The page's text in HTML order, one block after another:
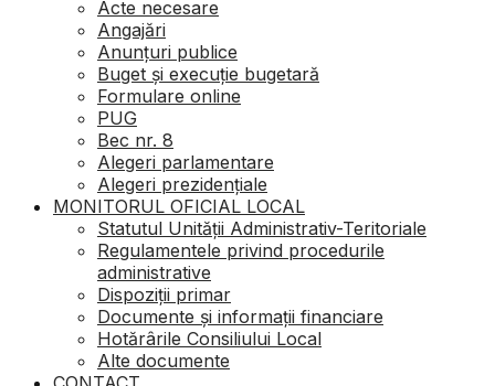
Acte necesare
Angajări
Anunțuri publice
Buget şi execuţie bugetară
Formulare online
PUG
Bec nr. 8
Alegeri parlamentare
Alegeri prezidențiale
MONITORUL OFICIAL LOCAL
Statutul Unității Administrativ-Teritoriale
Regulamentele privind procedurile
administrative
Dispoziții primar
Documente și informații financiare
Hotărârile Consiliului Local
Alte documente